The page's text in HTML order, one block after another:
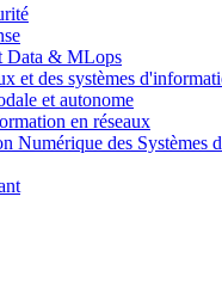
Data & MLops
et des systèmes
et autonome
en réseaux
Numérique des Systèmes